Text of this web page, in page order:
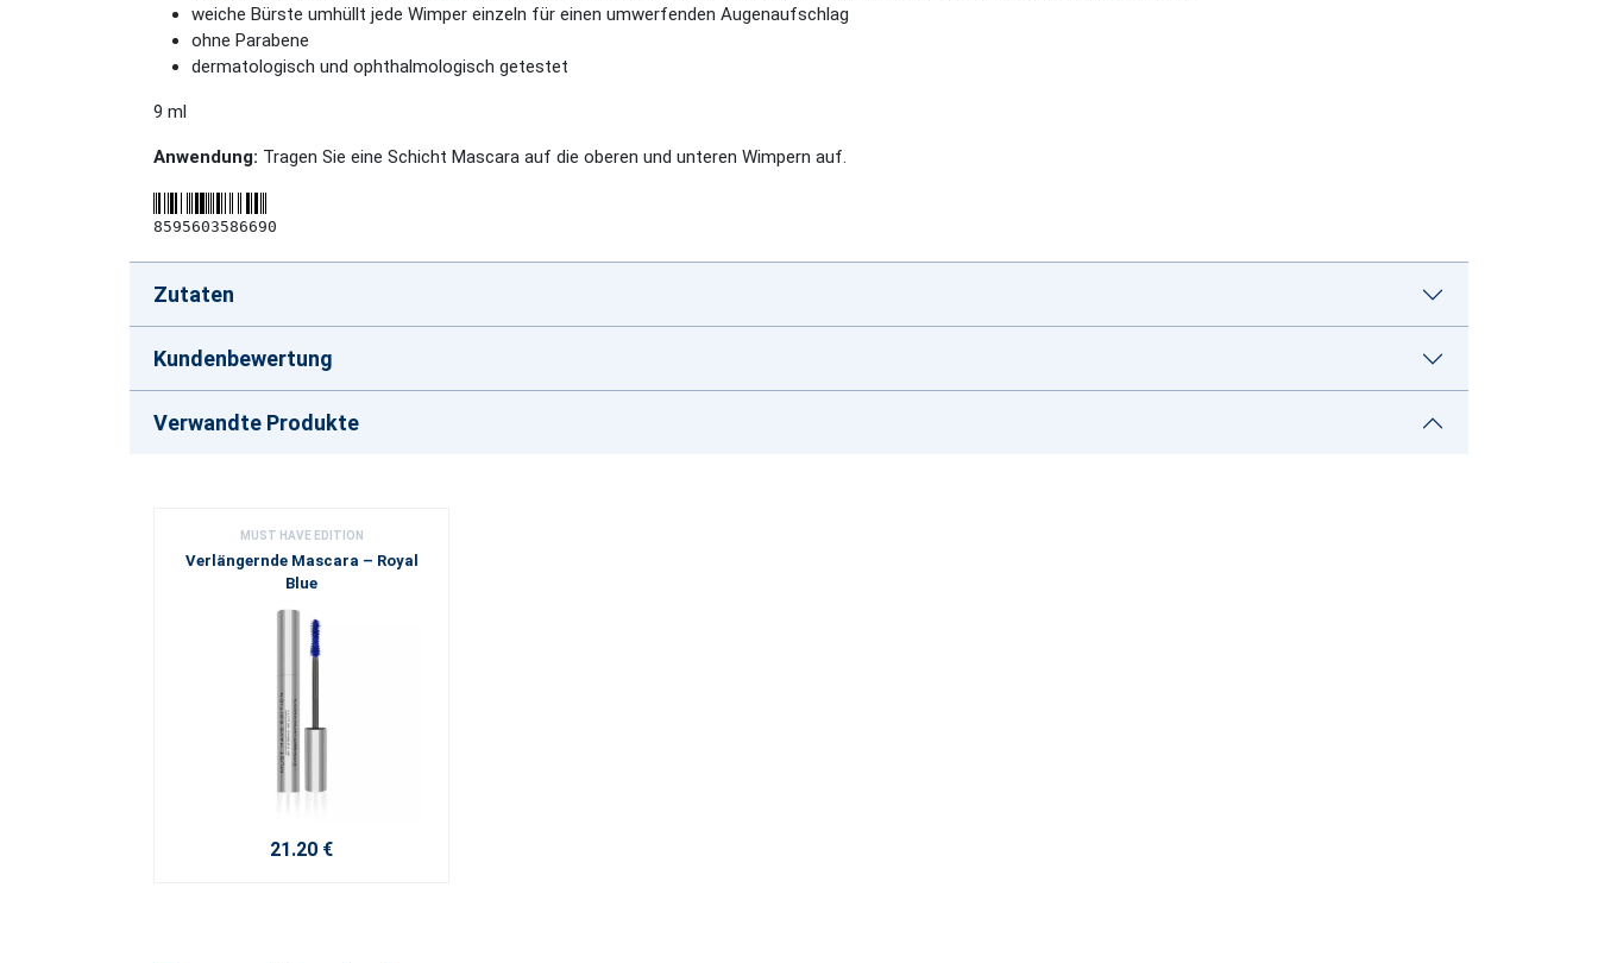
weiche Bürste umhüllt jede Wimper einzeln für einen umwerfenden Augenaufschlag
ohne Parabene
dermatologisch und ophthalmologisch getestet
9 ml
Anwendung: Tragen Sie eine Schicht Mascara auf die oberen und unteren Wimpern auf.
8595603586690
Zutaten
Kundenbewertung
Verwandte Produkte
MUST HAVE EDITION
Verlängernde Mascara – Royal
Blue
21.20 €